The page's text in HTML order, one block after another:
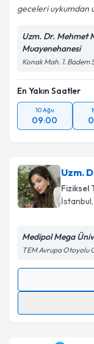
Kişisel
geceleri uykumdan
Uzm. Dr. Mehmet
Muayenehanesi
Konak Mah. 1. Badem
En Yakın Saatler
10 Ağu
09:00
Uzm.
Fiziksel
İstanbul,
Medipol Mega
TEM Avrupa Otoyolu
Randevu